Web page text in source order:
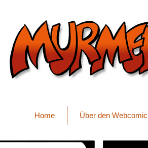
Home Über den Webcomic